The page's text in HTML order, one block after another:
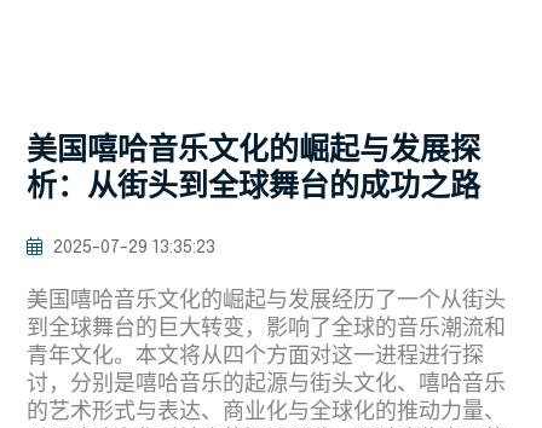
美国嘻哈音乐文化的崛起与发展探
析：从街头到全球舞台的成功之路
2025-07-29 13:35:23
美国嘻哈音乐文化的崛起与发展经历了一个从街头
到全球舞台的巨大转变，影响了全球的音乐潮流和
青年文化。本文将从四个方面对这一进程进行探
讨，分别是嘻哈音乐的起源与街头文化、嘻哈音乐
的艺术形式与表达、商业化与全球化的推动力量、